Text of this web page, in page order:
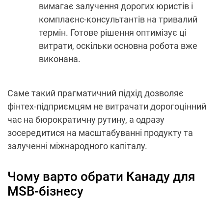
вимагає залучення дорогих юристів і
комплаєнс-консультантів на тривалий
термін. Готове рішення оптимізує ці
витрати, оскільки основна робота вже
виконана.
Саме такий прагматичний підхід дозволяє
фінтех-підприємцям не витрачати дорогоцінний
час на бюрократичну рутину, а одразу
зосередитися на масштабуванні продукту та
залученні міжнародного капіталу.
Чому варто обрати Канаду для
MSB-бізнесу